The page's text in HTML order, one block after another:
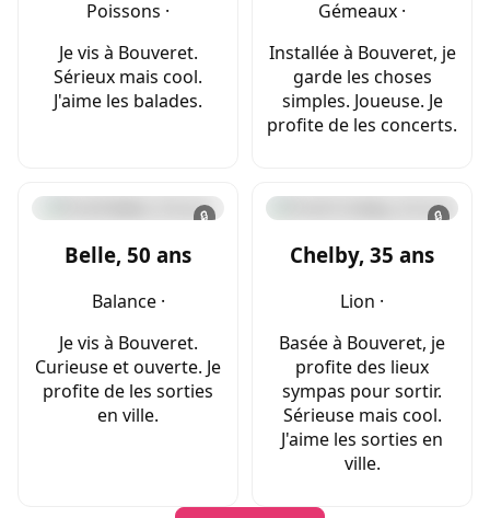
Poissons ·
Je vis à Bouveret.
Sérieux mais cool.
J'aime les balades.
Gémeaux ·
Installée à Bouveret, je
garde les choses
simples. Joueuse. Je
profite de les concerts.
🔒
Belle, 50 ans
Balance ·
Je vis à Bouveret.
Curieuse et ouverte. Je
profite de les sorties
en ville.
🔒
Chelby, 35 ans
Lion ·
Basée à Bouveret, je
profite des lieux
sympas pour sortir.
Sérieuse mais cool.
J'aime les sorties en
ville.